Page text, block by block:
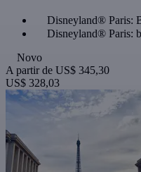
Disneyland® Paris:
Disneyland® Paris:
Novo
A partir de US$ 345,30
US$ 328,03